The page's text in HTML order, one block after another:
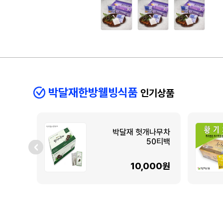
박달재한방웰빙식품 인기상품
박달재 헛개나무차
50티백
10,000원